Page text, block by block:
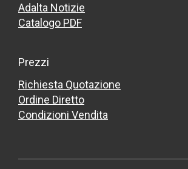
Adalta Notizie
Catalogo PDF
Prezzi
Richiesta Quotazione
Ordine Diretto
Condizioni Vendita